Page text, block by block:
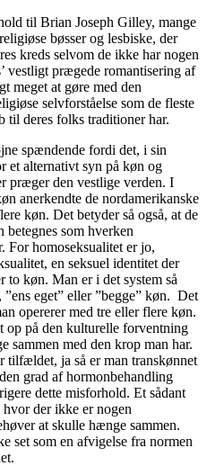
til Brian Joseph Gilley, mange
bøsser og lesbiske, der
kreds selvom de ikke har nogen
vestligt prægede romantisering af
meget at gøre med den
selvforståelse som de fleste
til deres folks traditioner har.
spændende fordi det, i sin
et alternativt syn på køn og
præger den vestlige verden. I
anerkendte de nordamerikanske
køn. Det betyder så også, at de
som hverken
For homoseksualitet er jo,
en seksuel identitet der
to køn. Man er i det system så
eget” eller ”begge” køn. Det
opererer med tre eller flere køn.
op på den kulturelle forventning
sammen med den krop man har.
tilfældet, ja så er man transkønnet
grad af hormonbehandling
dette misforhold. Et sådant
der ikke er nogen
at skulle hænge sammen.
set som en afvigelse fra normen